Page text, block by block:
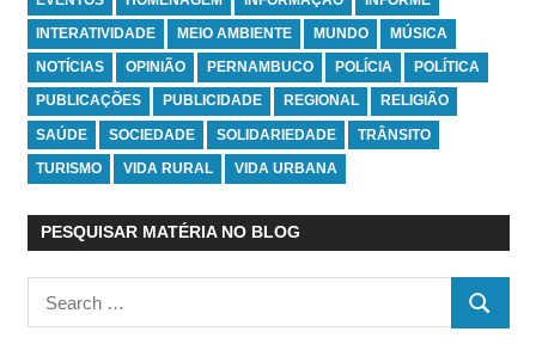
INTERATIVIDADE MEIO AMBIENTE MUNDO MÚSICA
NOTÍCIAS OPINIÃO PERNAMBUCO POLÍCIA POLÍTICA
PUBLICAÇÕES PUBLICIDADE REGIONAL RELIGIÃO
SAÚDE SOCIEDADE SOLIDARIEDADE TRÂNSITO
TURISMO VIDA RURAL VIDA URBANA
PESQUISAR MATÉRIA NO BLOG
Search
for:
SEARCH